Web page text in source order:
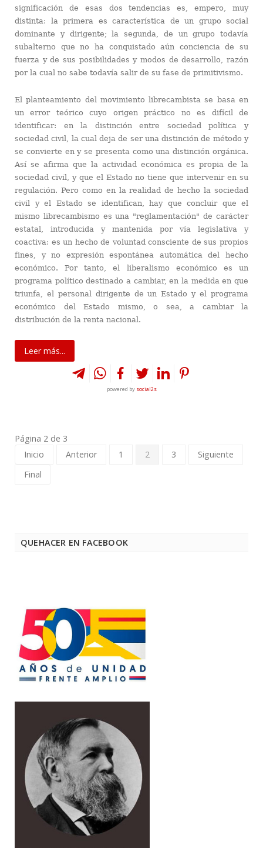
significación de esas dos tendencias es, empero, muy
distinta: la primera es característica de un grupo social
dominante y dirigente; la segunda, de un grupo todavía
subalterno que no ha conquistado aún conciencia de su
fuerza y de sus posibilidades y modos de desarrollo, razón
por la cual no sabe todavía salir de su fase de primitivismo.
El planteamiento del movimiento librecambista se basa en
un error teórico cuyo origen práctico no es difícil de
identificar: en la distinción entre sociedad política y
sociedad civil, la cual deja de ser una distinción de método y
se convierte en y se presenta como una distinción orgánica.
Así se afirma que la actividad económica es propia de la
sociedad civil, y que el Estado no tiene que intervenir en su
regulación. Pero como en la realidad de hecho la sociedad
civil y el Estado se identifican, hay que concluir que el
mismo librecambismo es una "reglamentación" de carácter
estatal, introducida y mantenida por vía legislativa y
coactiva: es un hecho de voluntad consciente de sus propios
fines, y no expresión espontánea automática del hecho
económico. Por tanto, el liberalismo económico es un
programa político destinado a cambiar, en la medida en que
triunfa, el personal dirigente de un Estado y el programa
económico del Estado mismo, o sea, a cambiar la
distribución de la renta nacional.
Leer más...
powered by social2s
Página 2 de 3
Inicio
Anterior 1 2 3
Siguiente
Final
QUEHACER EN FACEBOOK